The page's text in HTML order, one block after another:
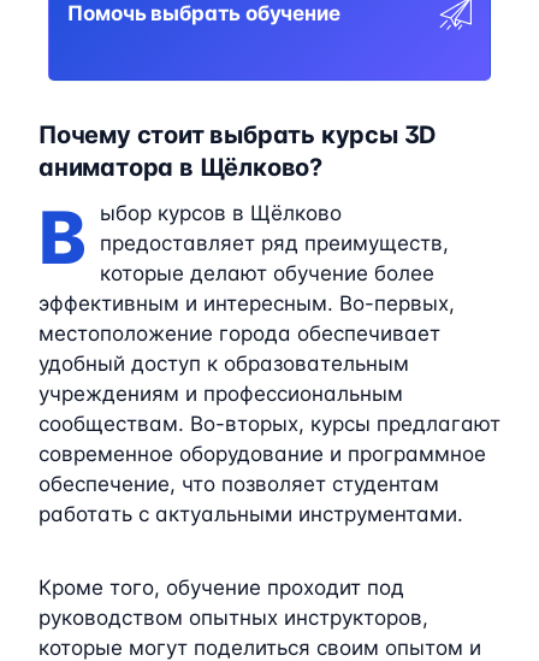
Помочь выбрать обучение
Почему стоит выбрать курсы 3D
аниматора в Щёлково?
В
ыбор курсов в Щёлково
предоставляет ряд преимуществ,
которые делают обучение более
эффективным и интересным. Во-первых,
местоположение города обеспечивает
удобный доступ к образовательным
учреждениям и профессиональным
сообществам. Во-вторых, курсы предлагают
современное оборудование и программное
обеспечение, что позволяет студентам
работать с актуальными инструментами.
Кроме того, обучение проходит под
руководством опытных инструкторов,
которые могут поделиться своим опытом и